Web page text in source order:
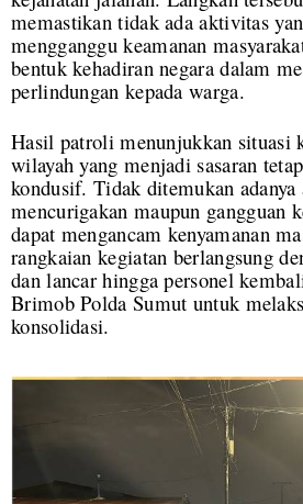
memastikan tidak ada aktivitas
mengganggu keamanan
bentuk kehadiran negara dalam
perlindungan kepada warga.
Hasil patroli menunjukkan situasi
wilayah yang menjadi sasaran
kondusif. Tidak ditemukan
mencurigakan maupun gangguan
dapat mengancam kenyamanan
rangkaian kegiatan berlangsung
dan lancar hingga personel
Brimob Polda Sumut untuk
konsolidasi.